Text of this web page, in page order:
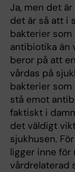
Ja, men det
det är så att i
bakterier
antibiotika än
beror på att
vårdas på
bakterier
stå emot
faktiskt i
det väldigt
sjukhusen.
ligger inne för
vårdrelaterad